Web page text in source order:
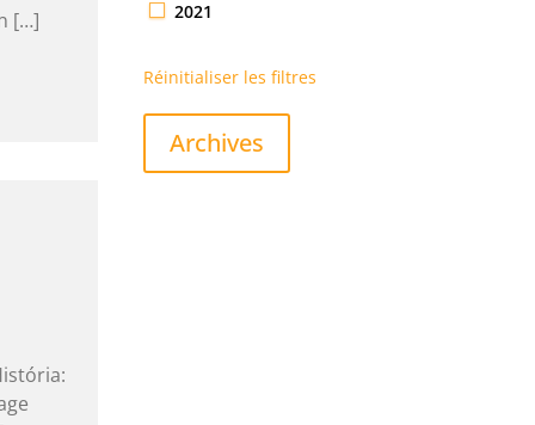
[…]
2021
Réinitialiser les filtres
Archives